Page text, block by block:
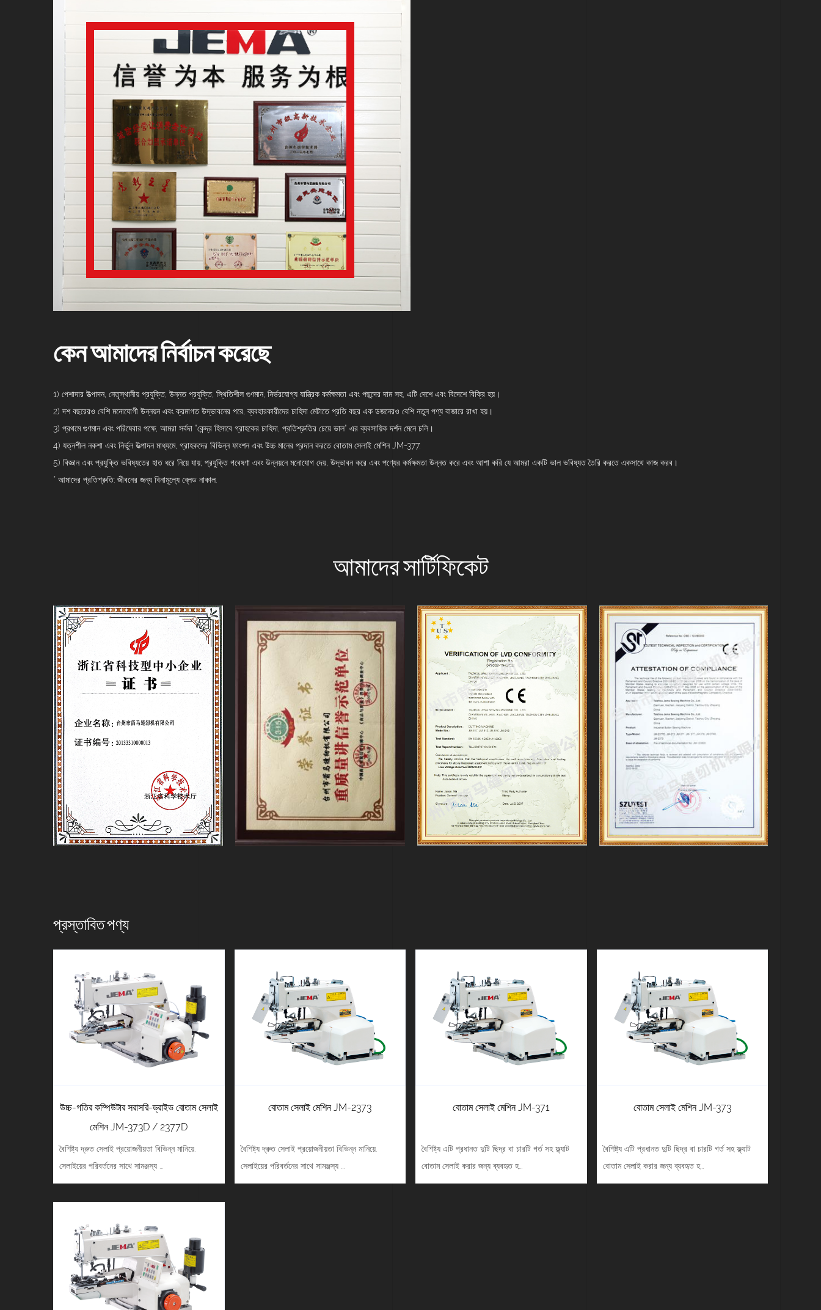
কেন আমাদের নির্বাচন করেছে
1) পেশাদার উত্পাদন, নেতৃস্থানীয় প্রযুক্তি, উন্নত প্রযুক্তি, স্থিতিশীল গুণমান, নির্ভরযোগ্য যান্ত্রিক কর্মক্ষমতা এবং পছন্দের দাম সহ, এটি দেশে এবং বিদেশে বিক্রি হয়।
2) দশ বছরেরও বেশি মনোযোগী উন্নয়ন এবং ক্রমাগত উদ্ভাবনের পরে, ব্যবহারকারীদের চাহিদা মেটাতে প্রতি বছর এক ডজনেরও বেশি নতুন পণ্য বাজারে রাখা হয়।
3) প্রথমে গুণমান এবং পরিষেবার পক্ষে, আমরা সর্বদা "কেন্দ্র হিসাবে গ্রাহকের চাহিদা, প্রতিশ্রুতির চেয়ে ভাল" এর ব্যবসায়িক দর্শন মেনে চলি।
4) যত্নশীল নকশা এবং নির্ভুল উত্পাদন মাধ্যমে, গ্রাহকদের বিভিন্ন ফাংশন এবং উচ্চ মানের প্রদান করতে বোতাম সেলাই মেশিন JM-377.
5) বিজ্ঞান এবং প্রযুক্তি ভবিষ্যতের হাত ধরে নিয়ে যায়; প্রযুক্তি গবেষণা এবং উন্নয়নে মনোযোগ দেয়, উদ্ভাবন করে এবং পণ্যের কর্মক্ষমতা উন্নত করে এবং আশা করি যে আমরা একটি ভাল ভবিষ্যত তৈরি করতে একসাথে কাজ করব।
* আমাদের প্রতিশ্রুতি: জীবনের জন্য বিনামূল্যে ব্লেড নাকাল.
আমাদের সার্টিফিকেট
প্রস্তাবিত পণ্য
উচ্চ-গতির কম্পিউটার সরাসরি-ড্রাইভ বোতাম সেলাই
মেশিন JM-373D / 2377D
বৈশিষ্ট্য দ্রুত সেলাই প্রয়োজনীয়তা বিভিন্ন মানিয়ে.
সেলাইয়ের পরিবর্তনের সাথে সামঞ্জস্য ...
বোতাম সেলাই মেশিন JM-2373
বৈশিষ্ট্য দ্রুত সেলাই প্রয়োজনীয়তা বিভিন্ন মানিয়ে.
সেলাইয়ের পরিবর্তনের সাথে সামঞ্জস্য ...
বোতাম সেলাই মেশিন JM-371
বৈশিষ্ট্য এটি প্রধানত দুটি ছিদ্র বা চারটি গর্ত সহ ফ্ল্যাট
বোতাম সেলাই করার জন্য ব্যবহৃত হ...
বোতাম সেলাই মেশিন JM-373
বৈশিষ্ট্য এটি প্রধানত দুটি ছিদ্র বা চারটি গর্ত সহ ফ্ল্যাট
বোতাম সেলাই করার জন্য ব্যবহৃত হ...